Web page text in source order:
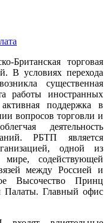
Британская торговая
В условиях перехода
существенная
работы иностранных
поддержка в
вопросов торговли и
деятельность
РБТП является
одной из
содействующей
между Россией и
Высочество Принц
Палаты. Главный офис